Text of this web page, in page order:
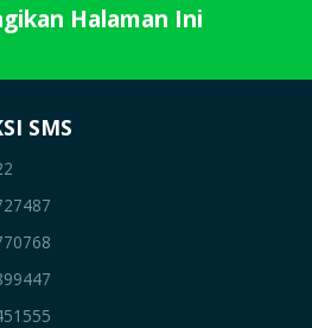
Halaman Ini
SMS